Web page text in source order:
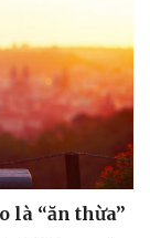
là “ăn thừa”